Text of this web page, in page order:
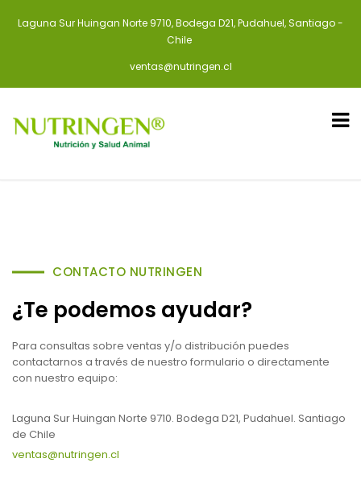
Laguna Sur Huingan Norte 9710, Bodega D21, Pudahuel, Santiago -
Chile
ventas@nutringen.cl
CONTACTO NUTRINGEN
¿Te podemos ayudar?
Para consultas sobre ventas y/o distribución puedes
contactarnos a través de nuestro formulario o directamente
con nuestro equipo:
Laguna Sur Huingan Norte 9710. Bodega D21, Pudahuel. Santiago
de Chile
ventas@nutringen.cl